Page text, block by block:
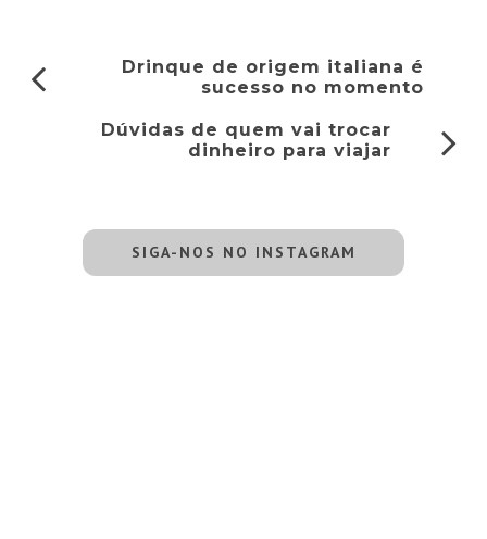
Drinque de origem italiana é
sucesso no momento
Dúvidas de quem vai trocar
dinheiro para viajar
SIGA-NOS NO INSTAGRAM